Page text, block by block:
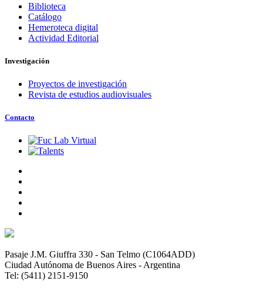
Biblioteca
Catálogo
Hemeroteca digital
Actividad Editorial
Investigación
Proyectos de investigación
Revista de estudios audiovisuales
Contacto
Pasaje J.M. Giuffra 330 - San Telmo (C1064ADD)
Ciudad Autónoma de Buenos Aires - Argentina
Tel: (5411) 2151-9150